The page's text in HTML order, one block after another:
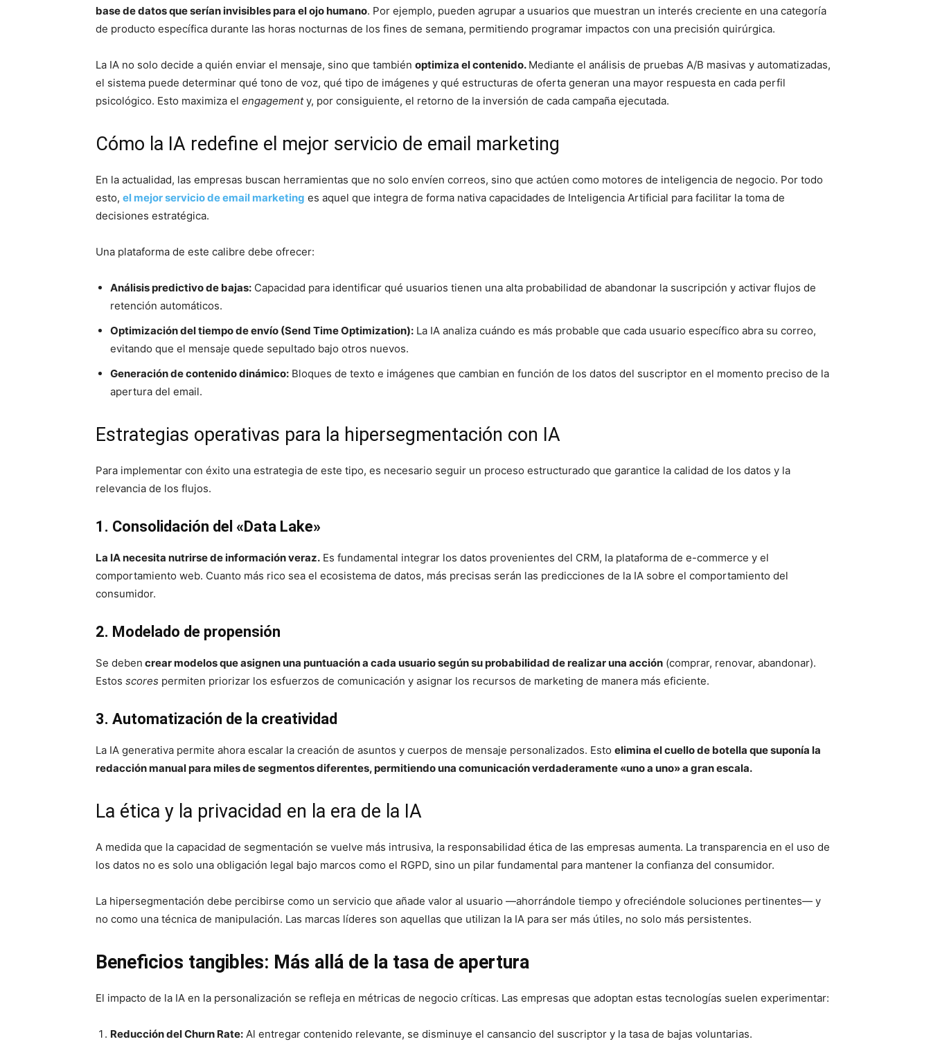
base de datos que serían invisibles para el ojo humano. Por ejemplo, pueden agrupar a usuarios que muestran un interés creciente en una categoría
de producto específica durante las horas nocturnas de los fines de semana, permitiendo programar impactos con una precisión quirúrgica.
La IA no solo decide a quién enviar el mensaje, sino que también optimiza el contenido. Mediante el análisis de pruebas A/B masivas y automatizadas,
el sistema puede determinar qué tono de voz, qué tipo de imágenes y qué estructuras de oferta generan una mayor respuesta en cada perfil
psicológico. Esto maximiza el engagementy, por consiguiente, el retorno de la inversión de cada campaña ejecutada.
Cómo la IA redefine el mejor servicio de email marketing
En la actualidad, las empresas buscan herramientas que no solo envíen correos, sino que actúen como motores de inteligencia de negocio. Por todo
esto, el mejor servicio de email marketing es aquel que integra de forma nativa capacidades de Inteligencia Artificial para facilitar la toma de
decisiones estratégica.
Una plataforma de este calibre debe ofrecer:
Análisis predictivo de bajas: Capacidad para identificar qué usuarios tienen una alta probabilidad de abandonar la suscripción y activar flujos de
retención automáticos.
Optimización del tiempo de envío (Send Time Optimization): La IA analiza cuándo es más probable que cada usuario específico abra su correo,
evitando que el mensaje quede sepultado bajo otros nuevos.
Generación de contenido dinámico: Bloques de texto e imágenes que cambian en función de los datos del suscriptor en el momento preciso de la
apertura del email.
Estrategias operativas para la hipersegmentación con IA
Para implementar con éxito una estrategia de este tipo, es necesario seguir un proceso estructurado que garantice la calidad de los datos y la
relevancia de los flujos.
1. Consolidación del «Data Lake»
La IA necesita nutrirse de información veraz. Es fundamental integrar los datos provenientes del CRM, la plataforma de e-commerce y el
comportamiento web. Cuanto más rico sea el ecosistema de datos, más precisas serán las predicciones de la IA sobre el comportamiento del
consumidor.
2. Modelado de propensión
Se deben crear modelos que asignen una puntuación a cada usuario según su probabilidad de realizar una acción (comprar, renovar, abandonar).
Estos scores permiten priorizar los esfuerzos de comunicación y asignar los recursos de marketing de manera más eficiente.
3. Automatización de la creatividad
La IA generativa permite ahora escalar la creación de asuntos y cuerpos de mensaje personalizados. Esto elimina el cuello de botella que suponía la
redacción manual para miles de segmentos diferentes, permitiendo una comunicación verdaderamente «uno a uno» a gran escala.
La ética y la privacidad en la era de la IA
A medida que la capacidad de segmentación se vuelve más intrusiva, la responsabilidad ética de las empresas aumenta. La transparencia en el uso de
los datos no es solo una obligación legal bajo marcos como el RGPD, sino un pilar fundamental para mantener la confianza del consumidor.
La hipersegmentación debe percibirse como un servicio que añade valor al usuario —ahorrándole tiempo y ofreciéndole soluciones pertinentes— y
no como una técnica de manipulación. Las marcas líderes son aquellas que utilizan la IA para ser más útiles, no solo más persistentes.
Beneficios tangibles: Más allá de la tasa de apertura
El impacto de la IA en la personalización se refleja en métricas de negocio críticas. Las empresas que adoptan estas tecnologías suelen experimentar:
Reducción del Churn Rate: Al entregar contenido relevante, se disminuye el cansancio del suscriptor y la tasa de bajas voluntarias.